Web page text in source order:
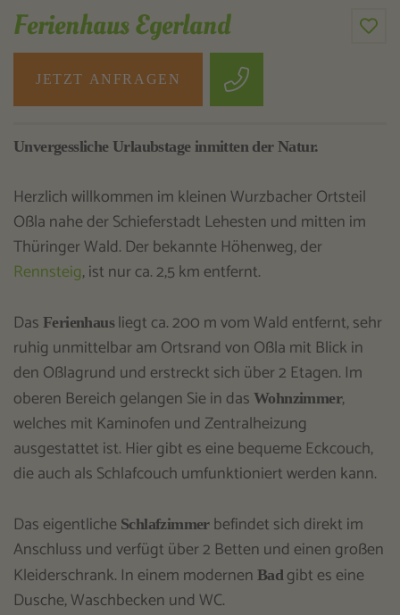
Ferienhaus Egerland
JETZT ANFRAGEN
Unvergessliche Urlaubstage inmitten der Natur.
Herzlich willkommen im kleinen Wurzbacher Ortsteil
Oßla nahe der Schieferstadt Lehesten und mitten im
Thüringer Wald. Der bekannte Höhenweg, der
Rennsteig, ist nur ca. 2,5 km entfernt.
Das Ferienhausliegt ca. 200 m vom Wald entfernt, sehr
ruhig unmittelbar am Ortsrand von Oßla mit Blick in
den Oßlagrund und erstreckt sich über 2 Etagen. Im
oberen Bereich gelangen Sie in das Wohnzimmer,
welches mit Kaminofen und Zentralheizung
ausgestattet ist. Hier gibt es eine bequeme Eckcouch,
die auch als Schlafcouch umfunktioniert werden kann.
Das eigentliche Schlafzimmerbefindet sich direkt im
Anschluss und verfügt über 2 Betten und einen großen
Kleiderschrank. In einem modernen Badgibt es eine
Dusche, Waschbecken und WC.